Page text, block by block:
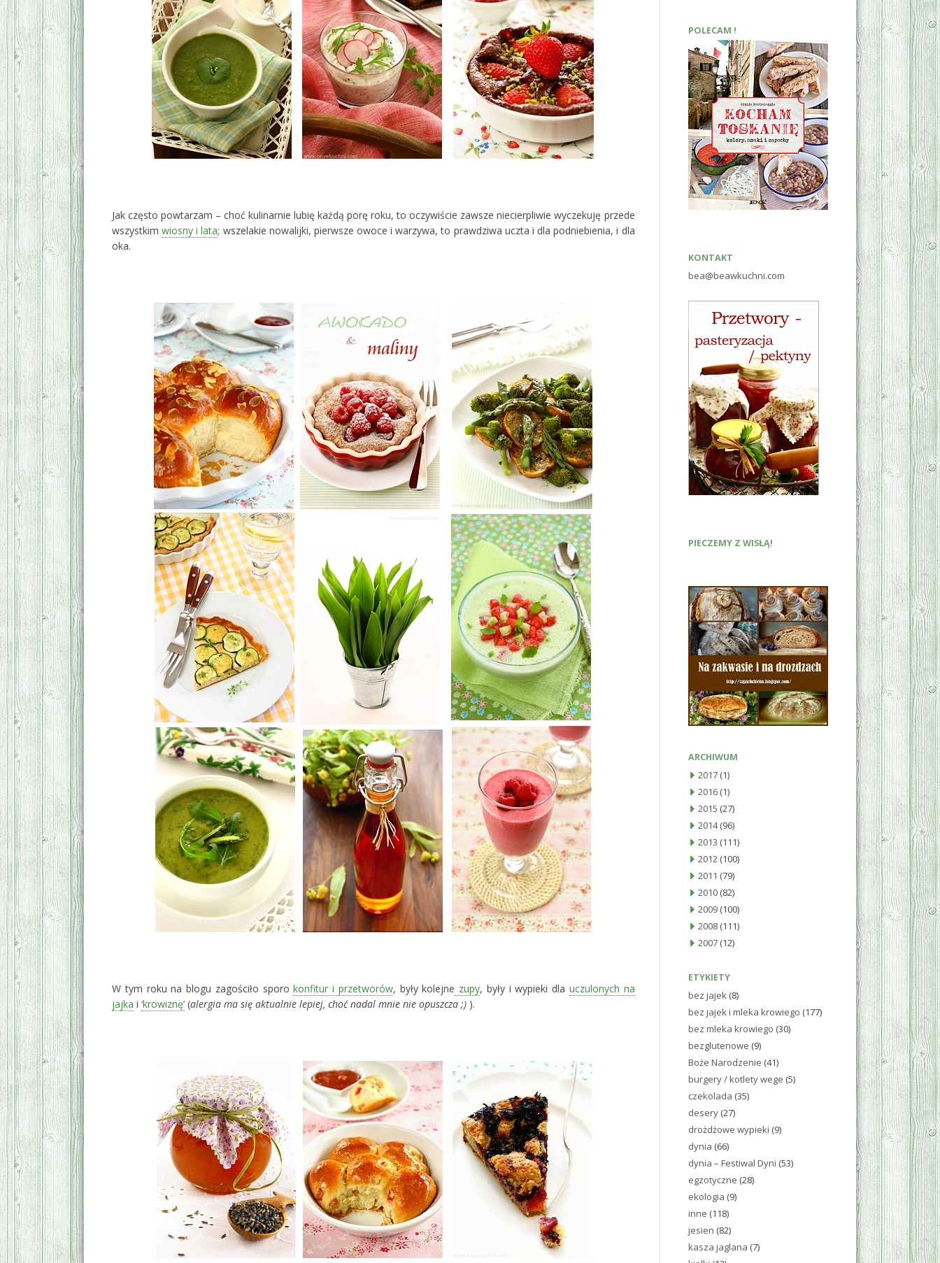
Jak często powtarzam – choć kulinarnie lubię każdą porę roku, to oczywiście zawsze niecierpliwie wyczekuję przede
wszystkimwiosny i lata; wszelakie nowalijki, pierwsze owoce i warzywa, to prawdziwa uczta i dla podniebienia, i dla
oka.
W tym roku na blogu zagościło sporokonfitur i przetworów, były kolejne zupy, były i wypieki dla uczulonych na
jajka i ‘krowiznę’ (alergia ma się aktualnie lepiej, choć nadal mnie nie opuszcza ;) ).
POLECAM !
KONTAKT
bea@beawkuchni.com
PIECZEMY Z WISŁĄ!
ARCHIWUM
2017 (1)
2016 (1)
2015 (27)
2014(96)
2013 (111)
2012 (100)
2011 (79)
2010 (82)
2009 (100)
2008 (111)
2007 (12)
ETYKIETY
bez jajek (8)
bez jajek i mleka krowiego (177)
bez mleka krowiego (30)
bezglutenowe (9)
Boże Narodzenie (41)
burgery / kotlety wege (5)
czekolada (35)
desery (27)
drożdżowe wypieki (9)
dynia (66)
dynia – Festiwal Dyni (53)
egzotyczne (28)
ekologia (9)
inne (118)
jesien (82)
kasza jaglana (7)